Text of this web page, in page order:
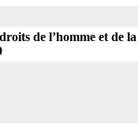
de l’homme et de